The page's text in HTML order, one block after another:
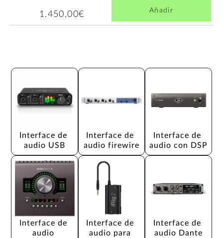
1.450,00€ Añadir
Interface de
audio USB
Interface de
audio firewire
Interface de
audio con DSP
Interface de
audio
Interface de
audio para
Interface de
audio Dante